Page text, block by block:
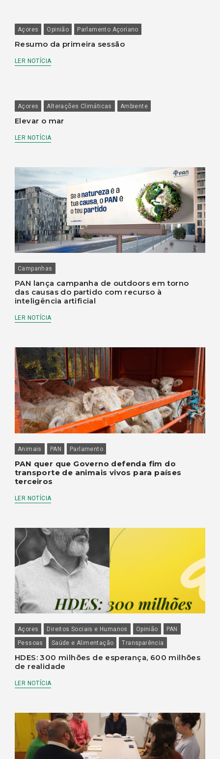
Açores Opinião Parlamento Açoriano
Resumo da primeira sessão
LER NOTÍCIA
Açores Alterações Climáticas Ambiente
Elevar o mar
LER NOTÍCIA
Campanhas
PAN lança campanha de outdoors em torno
das causas do partido com recurso à
inteligência artificial
LER NOTÍCIA
Animais PAN Parlamento
PAN quer que Governo defenda fim do
transporte de animais vivos para países
terceiros
LER NOTÍCIA
Açores Direitos Sociais e Humanos Opinião
PAN
Pessoas
Saúde e Alimentação Transparência
HDES: 300 milhões de esperança, 600 milhões
de realidade
LER NOTÍCIA